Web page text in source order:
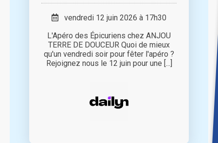
vendredi 12 juin 2026 à 17h30
L'Apéro des Épicuriens chez ANJOU
TERRE DE DOUCEUR Quoi de mieux
qu'un vendredi soir pour fêter l'apéro ?
Rejoignez nous le 12 juin pour une [...]